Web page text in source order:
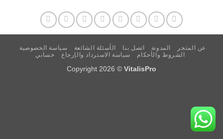
عن المتجر المدونة اتصل بنا الأسئلة الشائعة
سياسة الخصوصية
الشروط والأحكام
سياسة الاسترداد والإرجاع حسابي
Copyright 2026 © VitalisPro